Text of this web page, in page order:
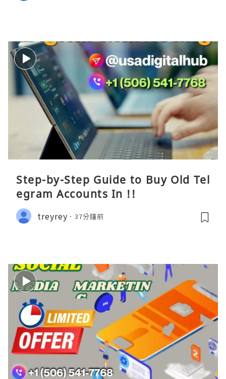
Step-by-Step Guide to Buy Old Tel
egram Accounts In !!
treyrey 37分鐘前